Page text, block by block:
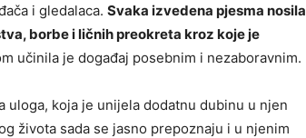
i gledalaca. Svaka izvedena pjesma nosila
borbe i ličnih preokreta kroz koje je
učinila je događaj posebnim i nezaboravnim.
uloga, koja je unijela dodatnu dubinu u njen
života sada se jasno prepoznaju i u njenim